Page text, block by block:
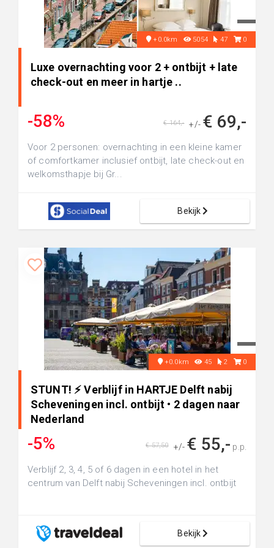
+0.0km 5054 47 0
Luxe overnachting voor 2 + ontbijt + late
check-out en meer in hartje ..
-58% +/- € 69,-
€ 164,-
Voor 2 personen: overnachting in een kleine kamer
of comfortkamer inclusief ontbijt, late check-out en
welkomsthapje bij Gr...
Bekijk
+0.0km 45 2 0
STUNT! ⚡ Verblijf in HARTJE Delft nabij
Scheveningen incl. ontbijt • 2 dagen naar
Nederland
-5% +/- € 55,- p.p.
€ 57,50
Verblijf 2, 3, 4, 5 of 6 dagen in een hotel in het
centrum van Delft nabij Scheveningen incl. ontbijt
Bekijk